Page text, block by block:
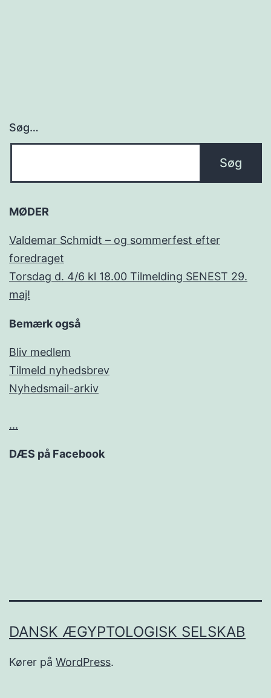
Søg…
MØDER
Valdemar Schmidt – og sommerfest efter
foredraget
Torsdag d. 4/6 kl 18.00 Tilmelding SENEST 29.
maj!
Bemærk også
Bliv medlem
Tilmeld nyhedsbrev
Nyhedsmail-arkiv
...
DÆS på Facebook
DANSK ÆGYPTOLOGISK SELSKAB
Kører på WordPress.